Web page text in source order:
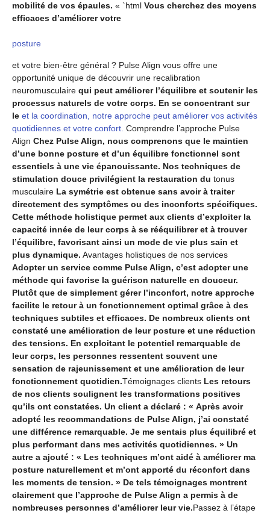
mobilité de vos épaules. « `html Vous cherchez des moyens
efficaces d’améliorer votre
posture
et votre bien-être général ? Pulse Align vous offre une
opportunité unique de découvrir une recalibration
neuromusculaire qui peut améliorer l’équilibre et soutenir les
processus naturels de votre corps. En se concentrant sur
le et la coordination, notre approche peut améliorer vos activités
quotidiennes et votre confort. Comprendre l’approche Pulse
Align Chez Pulse Align, nous comprenons que le maintien
d’une bonne posture et d’un équilibre fonctionnel sont
essentiels à une vie épanouissante. Nos techniques de
stimulation douce privilégient la restauration du tonus
musculaire La symétrie est obtenue sans avoir à traiter
directement des symptômes ou des inconforts spécifiques.
Cette méthode holistique permet aux clients d’exploiter la
capacité innée de leur corps à se rééquilibrer et à trouver
l’équilibre, favorisant ainsi un mode de vie plus sain et
plus dynamique. Avantages holistiques de nos services
Adopter un service comme Pulse Align, c’est adopter une
méthode qui favorise la guérison naturelle en douceur.
Plutôt que de simplement gérer l’inconfort, notre approche
facilite le retour à un fonctionnement optimal grâce à des
techniques subtiles et efficaces. De nombreux clients ont
constaté une amélioration de leur posture et une réduction
des tensions. En exploitant le potentiel remarquable de
leur corps, les personnes ressentent souvent une
sensation de rajeunissement et une amélioration de leur
fonctionnement quotidien.Témoignages clients Les retours
de nos clients soulignent les transformations positives
qu’ils ont constatées. Un client a déclaré : « Après avoir
adopté les recommandations de Pulse Align, j’ai constaté
une différence remarquable. Je me sentais plus équilibré et
plus performant dans mes activités quotidiennes. » Un
autre a ajouté : « Les techniques m’ont aidé à améliorer ma
posture naturellement et m’ont apporté du réconfort dans
les moments de tension. » De tels témoignages montrent
clairement que l’approche de Pulse Align a permis à de
nombreuses personnes d’améliorer leur vie.Passez à l’étape